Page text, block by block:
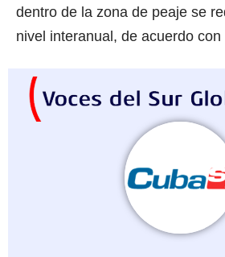
dentro de la zona de peaje se
nivel interanual, de acuerdo con